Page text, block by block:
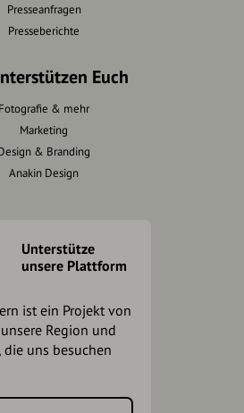
Presseanfragen
Presseberichte
Euch
Fotografie & mehr
Marketing
& Branding
Anakin Design
Unterstütze
unsere Plattform
ist ein Projekt von
Region und
uns besuchen